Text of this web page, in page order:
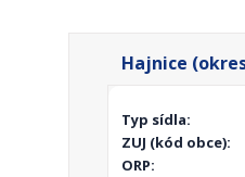
Hajnice
Typ sídla:
ZUJ (kód obce):
ORP: